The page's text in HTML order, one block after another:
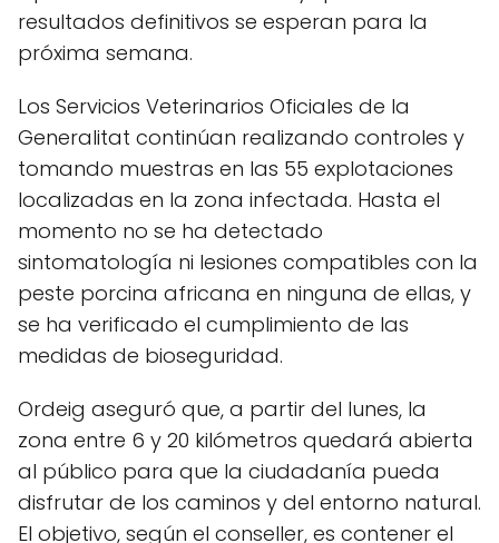
resultados definitivos se esperan para la
próxima semana.
Los Servicios Veterinarios Oficiales de la
Generalitat continúan realizando controles y
tomando muestras en las 55 explotaciones
localizadas en la zona infectada. Hasta el
momento no se ha detectado
sintomatología ni lesiones compatibles con la
peste porcina africana en ninguna de ellas, y
se ha verificado el cumplimiento de las
medidas de bioseguridad.
Ordeig aseguró que, a partir del lunes, la
zona entre 6 y 20 kilómetros quedará abierta
al público para que la ciudadanía pueda
disfrutar de los caminos y del entorno natural.
El objetivo, según el conseller, es contener el